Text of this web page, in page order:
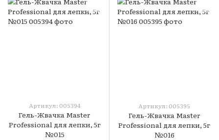
Артикул: 005394
Гель-Жвачка Master
Professional для лепки, 5г
№015
Артикул: 005395
Гель-Жвачка Master
Professional для лепки, 5г
№016